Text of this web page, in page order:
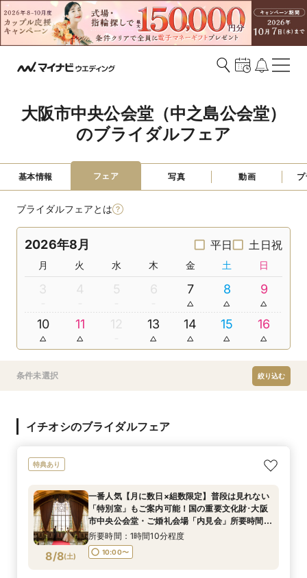
大阪市中央公会堂（中之島公会堂）
のブライダルフェア
基本情報 フェア 写真 動画
ブライダルフェアとは
2026年8月 平日 土日祝
月 火 水 木 金 土 日
3 4 5 6 7 8 9
10 11 12 13 14 15 16
条件未選択 絞り込む
イチオシのブライダルフェア
特典あり
8/8(土)
一番人気【月に数日×組数限定】普段は見れない
「特別室」もご案内可能！国の重要文化財･大阪
市中央公会堂・ご婚礼会場「内見会」所要時間75
分・短時間で相談・見学可能クイックフェア
所要時間：1時間10分程度
10:00〜